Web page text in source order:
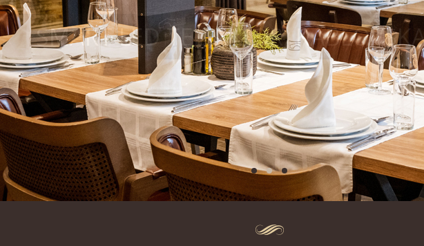
SMART LED TELEVIZOR,
KLIMA UREĐAJ